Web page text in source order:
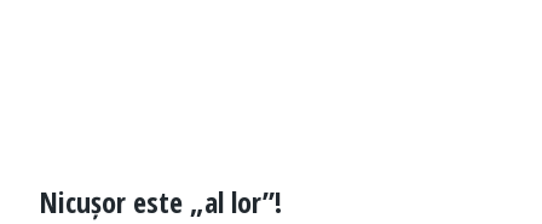
Nicușor este „al lor”!